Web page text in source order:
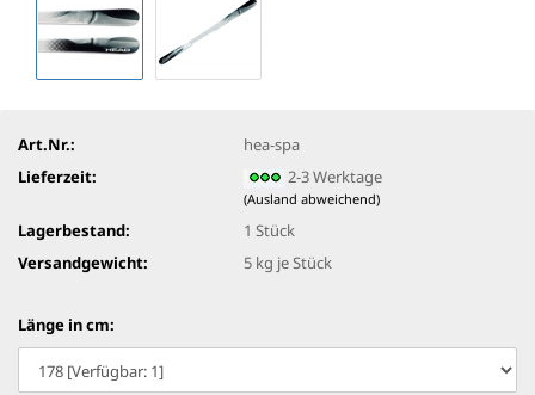
Art.Nr.:
hea-spa
Lieferzeit:
2-3 Werktage
(Ausland abweichend)
Lagerbestand: 1 Stück
Versandgewicht:
5 kg je Stück
Länge in cm: